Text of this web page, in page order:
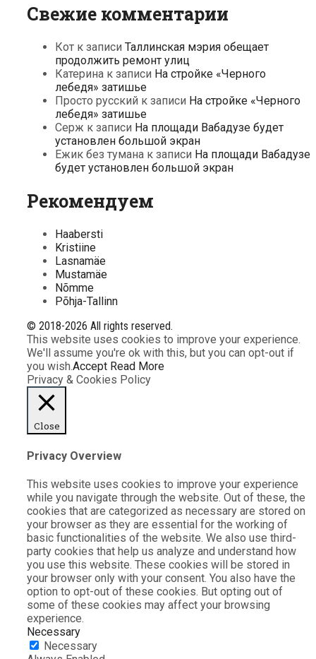
Свежие комментарии
Кот к записи Таллинская мэрия обещает
продолжить ремонт улиц
Катерина к записи На стройке «Черного
лебедя» затишье
Просто русский к записи На стройке «Черного
лебедя» затишье
Серж к записи На площади Вабадузе будет
установлен большой экран
Ежик без тумана к записи На площади Вабадузе
будет установлен большой экран
Рекомендуем
Haabersti
Kristiine
Lasnamäe
Mustamäe
Nõmme
Põhja-Tallinn
© 2018-2026 All rights reserved.
This website uses cookies to improve your experience.
We'll assume you're ok with this, but you can opt-out if
you wish.Accept Read More
Privacy & Cookies Policy
Close
Privacy Overview
This website uses cookies to improve your experience
while you navigate through the website. Out of these, the
cookies that are categorized as necessary are stored on
your browser as they are essential for the working of
basic functionalities of the website. We also use third-
party cookies that help us analyze and understand how
you use this website. These cookies will be stored in
your browser only with your consent. You also have the
option to opt-out of these cookies. But opting out of
some of these cookies may affect your browsing
experience.
Necessary
Necessary